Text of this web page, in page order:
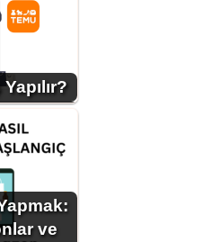
ve